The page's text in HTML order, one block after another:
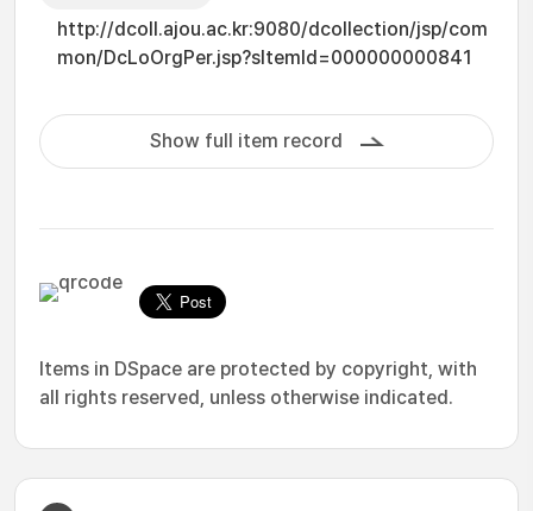
http://dcoll.ajou.ac.kr:9080/dcollection/jsp/com
mon/DcLoOrgPer.jsp?sItemId=000000000841
Show full item record
Items in DSpace are protected by copyright, with
all rights reserved, unless otherwise indicated.